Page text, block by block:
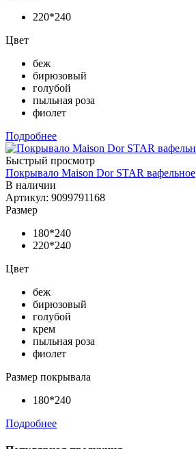
220*240
Цвет
беж
бирюзовый
голубой
пыльная роза
фиолет
Подробнее
Быстрый просмотр
Покрывало Maison Dor STAR вафельное
В наличии
Артикул: 9099791168
Размер
180*240
220*240
Цвет
беж
бирюзовый
голубой
крем
пыльная роза
фиолет
Размер покрывала
180*240
Подробнее